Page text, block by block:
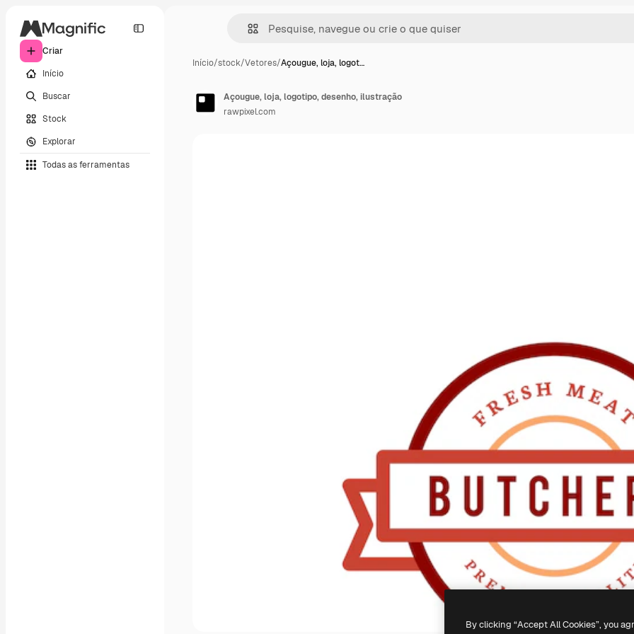
Criar
Início
Buscar
Stock
Explorar
Todas as ferramentas
Início/stock/Vetores/Açougue, loja, logot…
Açougue, loja, logotipo, desenho, ilustração
rawpixel.com
By clicking “Accept All Cookies”, you